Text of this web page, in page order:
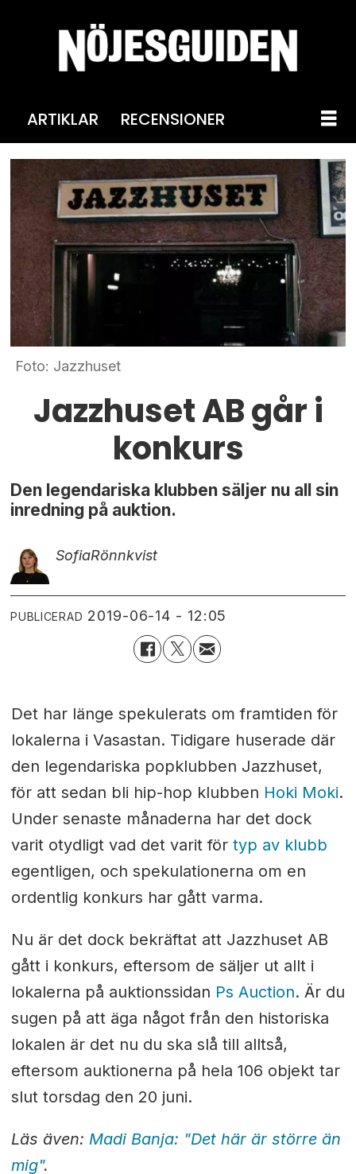
ARTIKLAR RECENSIONER
Foto: Jazzhuset
Jazzhuset AB går i
konkurs
Den legendariska klubben säljer nu all sin
inredning på auktion.
SofiaRönnkvist
PUBLICERAD 2019-06-14 - 12:05
Det har länge spekulerats om framtiden för
lokalerna i Vasastan. Tidigare huserade där
den legendariska popklubben Jazzhuset,
för att sedan bli hip-hop klubben Hoki Moki.
Under senaste månaderna har det dock
varit otydligt vad det varit för typ av klubb
egentligen, och spekulationerna om en
ordentlig konkurs har gått varma.
Nu är det dock bekräftat att Jazzhuset AB
gått i konkurs, eftersom de säljer ut allt i
lokalerna på auktionssidan Ps Auction. Är du
sugen på att äga något från den historiska
lokalen är det nu du ska slå till alltså,
eftersom auktionerna på hela 106 objekt tar
slut torsdag den 20 juni.
Läs även: Madi Banja: "Det här är större än
mig".